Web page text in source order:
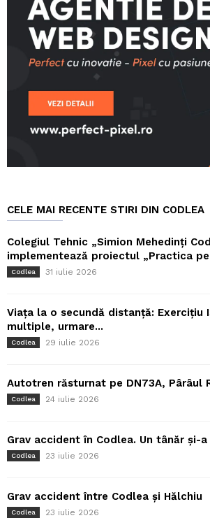
CELE MAI RECENTE STIRI DIN CODLEA
Colegiul Tehnic „Simion Mehedinți
implementează proiectul „Practica
Codlea 31 iulie 2026
Viața la o secundă distanță: Exercițiu
multiple, urmare...
Codlea 29 iulie 2026
Autotren răsturnat pe DN73A, Pârâul
Codlea 24 iulie 2026
Grav accident în Codlea. Un tânăr și-
Codlea 23 iulie 2026
Grav accident între Codlea și Hălchiu
Codlea 23 iulie 2026